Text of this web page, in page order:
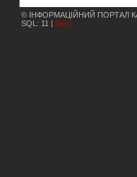
© ІНФОРМАЦІЙНИЙ ПОРТАЛ
SQL: 11 |
Вхід